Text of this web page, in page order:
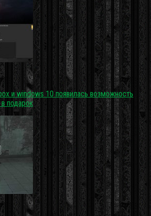
и windows 10 появилась возможность
подарок